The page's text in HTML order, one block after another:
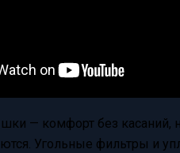
— комфорт без касаний,
Угольные фильтры и